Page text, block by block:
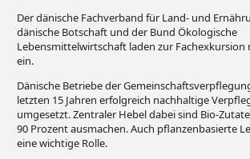
Der dänische Fachverband für Land- und
dänische Botschaft und der Bund Ökologische
Lebensmittelwirtschaft laden zur Fachexkursion
ein.
Dänische Betriebe der
letzten 15 Jahren erfolgreich nachhaltige
umgesetzt. Zentraler Hebel dabei sind Bio-
90 Prozent ausmachen. Auch pflanzenbasierte
eine wichtige Rolle.